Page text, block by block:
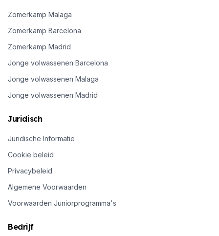
Zomerkamp Malaga
Zomerkamp Barcelona
Zomerkamp Madrid
Jonge volwassenen Barcelona
Jonge volwassenen Malaga
Jonge volwassenen Madrid
Juridisch
Juridische Informatie
Cookie beleid
Privacybeleid
Algemene Voorwaarden
Voorwaarden Juniorprogramma's
Bedrijf